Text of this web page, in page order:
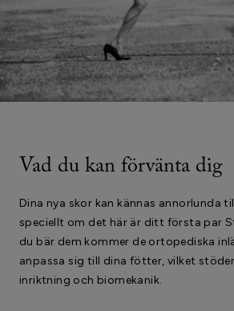
Vad du kan förvänta dig
Dina nya skor kan kännas annorlunda
speciellt om det här är ditt första par
du bär dem kommer de ortopediska
anpassa sig till dina fötter, vilket
inriktning och biomekanik.